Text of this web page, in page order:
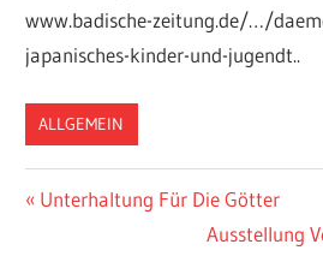
www.badische-zeitung.de/…/
japanisches-kinder-und-jugendt..
ALLGEMEIN
Beitragsnavigation
Vorheriger
Unterhaltung Für Die Götter
Nächster
Ausstellung